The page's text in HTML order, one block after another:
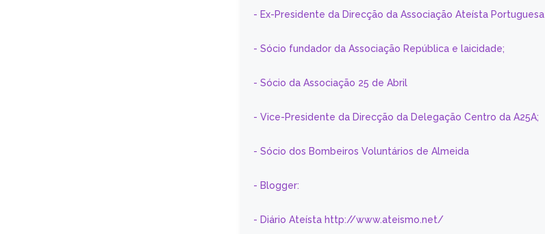
- Ex-Presidente da Direcção da Associação Ateísta Portuguesa
- Sócio fundador da Associação República e laicidade;
- Sócio da Associação 25 de Abril
- Vice-Presidente da Direcção da Delegação Centro da A25A;
- Sócio dos Bombeiros Voluntários de Almeida
- Blogger:
- Diário Ateísta http://www.ateismo.net/